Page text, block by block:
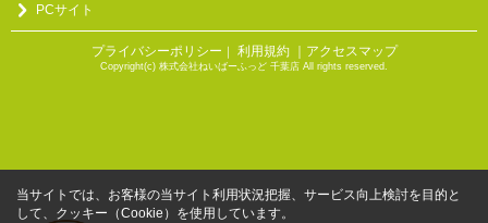
PCサイト
プライバシーポリシー ｜ 利用規約 ｜アクセスマップ
Copyright(c) 株式会社ねいばーふっど 千葉店 All rights reserved.
当サイトでは、お客様の当サイト利用状況把握、サービス向上検討を目的と
して、クッキー（Cookie）を使用しています。